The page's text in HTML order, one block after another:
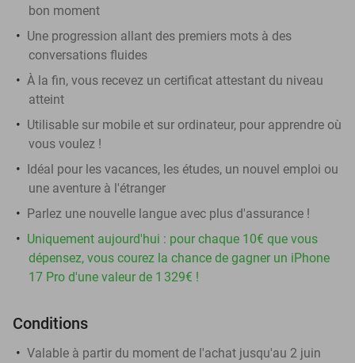
bon moment
Une progression allant des premiers mots à des
conversations fluides
À la fin, vous recevez un certificat attestant du niveau
atteint
Utilisable sur mobile et sur ordinateur, pour apprendre où
vous voulez !
Idéal pour les vacances, les études, un nouvel emploi ou
une aventure à l'étranger
Parlez une nouvelle langue avec plus d'assurance !
Uniquement aujourd'hui : pour chaque 10€ que vous
dépensez, vous courez la chance de gagner un iPhone
17 Pro d'une valeur de 1 329€ !
Conditions
Valable à partir du moment de l'achat jusqu'au 2 juin